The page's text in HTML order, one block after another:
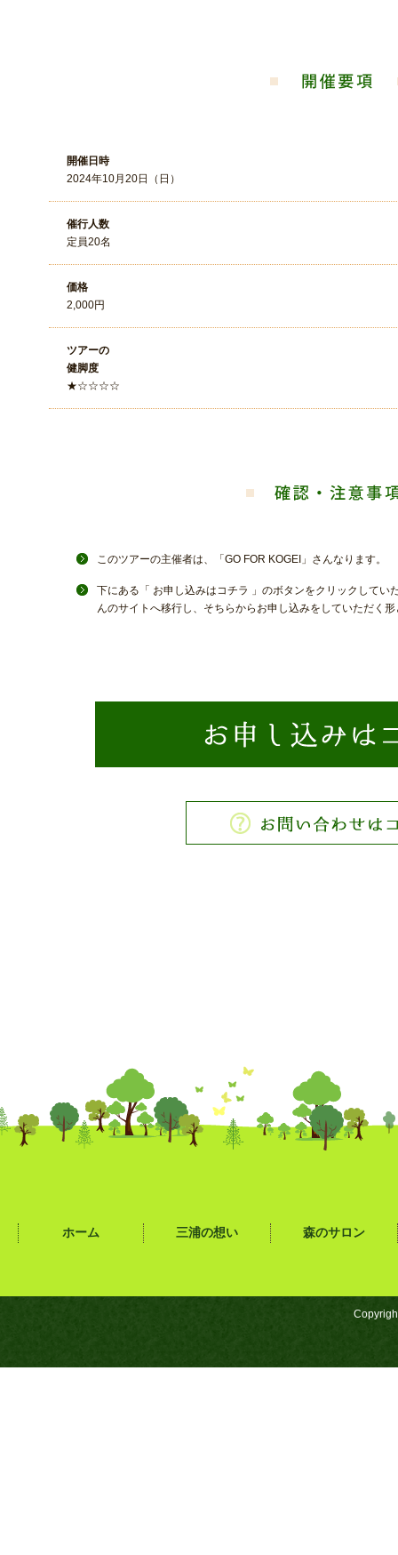
開催日時
2024年10月20日（日）
催行人数
定員20名
価格
2,000円
ツアーの
健脚度
★☆☆☆☆
このツアーの主催者は、「GO FOR KOGEI」さんなります。
下にある「 お申し込みはコチラ 」のボタンをクリックしてい
んのサイトへ移行し、そちらからお申し込みをしていただく
ホーム 三浦の想い 森のサロン